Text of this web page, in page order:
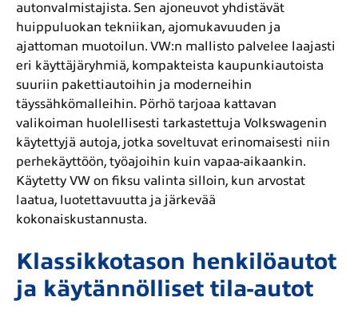
autonvalmistajista. Sen ajoneuvot yhdistävät
huippuluokan tekniikan, ajomukavuuden ja
ajattoman muotoilun. VW:n mallisto palvelee laajasti
eri käyttäjäryhmiä, kompakteista kaupunkiautoista
suuriin pakettiautoihin ja moderneihin
täyssähkömalleihin. Pörhö tarjoaa kattavan
valikoiman huolellisesti tarkastettuja Volkswagenin
käytettyjä autoja, jotka soveltuvat erinomaisesti niin
perhekäyttöön, työajoihin kuin vapaa-aikaankin.
Käytetty VW on fiksu valinta silloin, kun arvostat
laatua, luotettavuutta ja järkevää
kokonaiskustannusta.
Klassikkotason henkilöautot
ja käytännölliset tila-autot